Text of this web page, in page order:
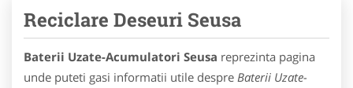
Reciclare Deseuri Seusa
Baterii Uzate-Acumulatori Seusa reprezinta pagina
unde puteti gasi informatii utile despre Baterii Uzate-